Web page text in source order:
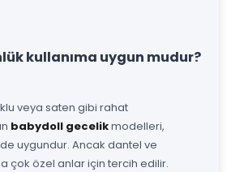
kullanıma uygun mudur?
veya saten gibi rahat
babydoll gecelikmodelleri,
uygundur. Ancak dantel ve
çok özel anlar için tercih edilir.